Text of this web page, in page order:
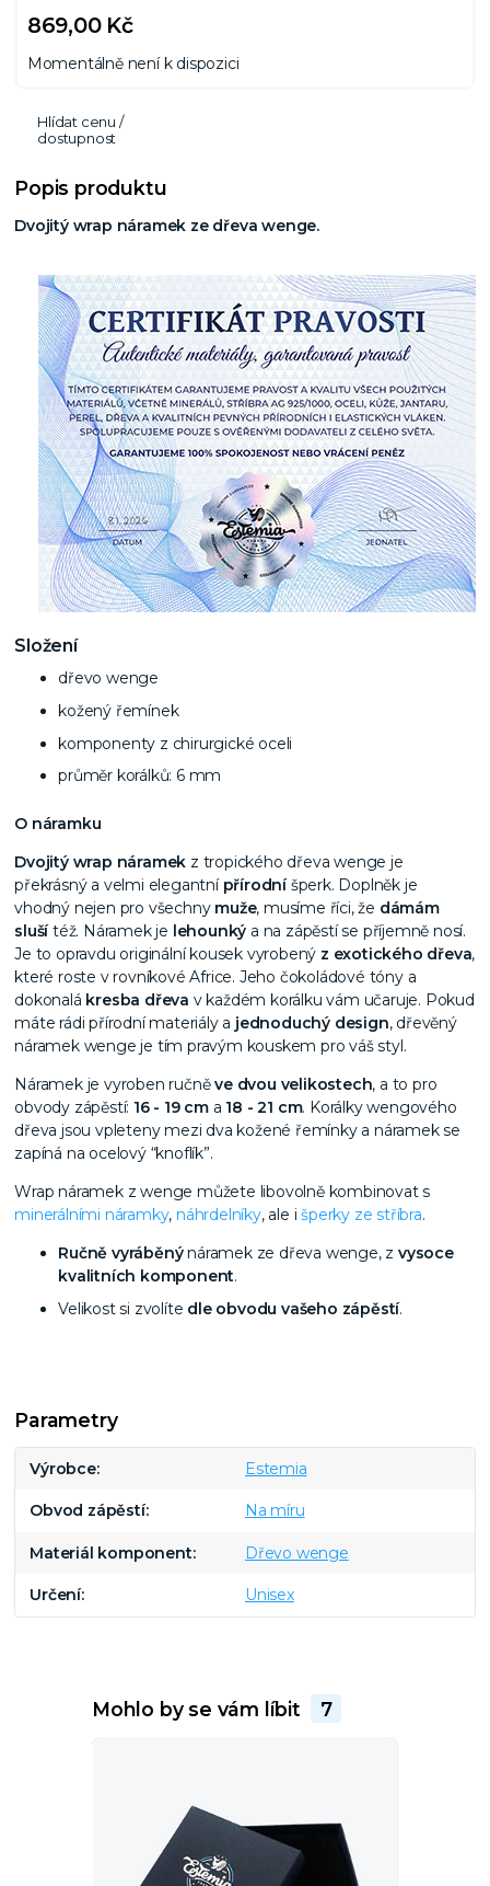
869,00 Kč
Momentálně není k dispozici
Hlídat cenu /
dostupnost
Popis produktu
Dvojitý wrap náramek ze dřeva wenge.
Složení
dřevo wenge
kožený řemínek
komponenty z chirurgické oceli
průměr korálků: 6 mm
O náramku
Dvojitý wrap náramek z tropického dřeva wenge je
překrásný a velmi elegantní přírodníšperk. Doplněk je
vhodný nejen pro všechny muže, musíme říci, že dámám
slušítéž. Náramek je lehounký a na zápěstí se příjemně nosí.
Je to opravdu originální kousek vyrobený z exotického dřeva,
které roste v rovníkové Africe. Jeho čokoládové tóny a
dokonalá kresba dřeva v každém korálku vám učaruje. Pokud
máte rádi přírodní materiály a jednoduchý design, dřevěný
náramek wenge je tím pravým kouskem pro váš styl.
Náramek je vyroben ručněve dvou velikostech, a to pro
obvody zápěstí: 16 - 19 cma 18 - 21 cm. Korálky wengového
dřeva jsou vpleteny mezi dva kožené řemínky a náramek se
zapíná na ocelový “knoflík”.
Wrap náramek z wenge můžete libovolně kombinovat s
minerálními náramky, náhrdelníky, ale išperky ze stříbra.
Ručně vyráběnýnáramek ze dřeva wenge, z vysoce
kvalitních komponent.
Velikostsi zvolíte dle obvodu vašeho zápěstí.
Parametry
Výrobce Estemia
Obvod zápěstí Na míru
Materiál komponent Dřevo wenge
Určení Unisex
Mohlo by se vám líbit 7